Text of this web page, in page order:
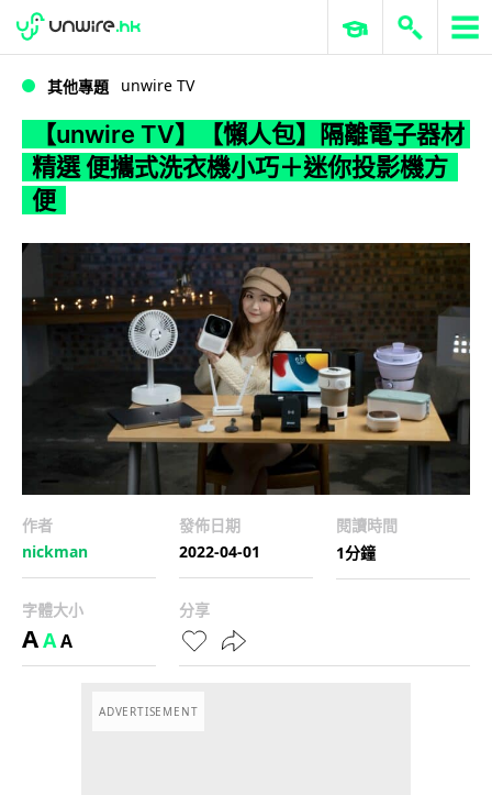
WWDC 2026 ERP 與商業 AI
其他專題 unwire TV
【unwire TV】【懶人包】隔離電子器材
精選 便攜式洗衣機小巧＋迷你投影機方
便
作者
nickman
發佈日期
2022-04-01
閱讀時間
1分鐘
字體大小
AAA
分享
ADVERTISEMENT